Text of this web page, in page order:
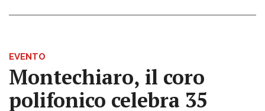
EVENTO
Montechiaro, il coro
polifonico celebra 35